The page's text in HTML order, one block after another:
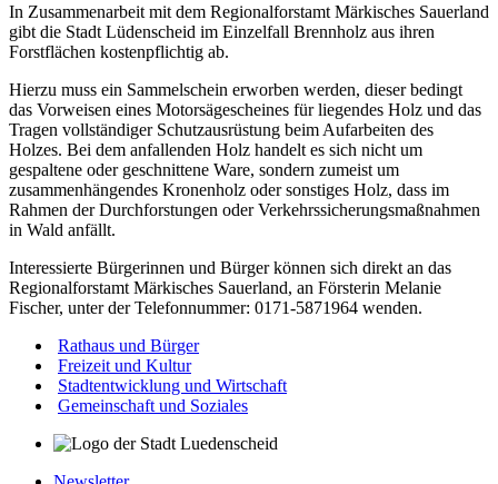
In Zusammenarbeit mit dem Regionalforstamt Märkisches Sauerland
gibt die Stadt Lüdenscheid im Einzelfall Brennholz aus ihren
Forstflächen kostenpflichtig ab.
Hierzu muss ein Sammelschein erworben werden, dieser bedingt
das Vorweisen eines Motorsägescheines für liegendes Holz und das
Tragen vollständiger Schutzausrüstung beim Aufarbeiten des
Holzes. Bei dem anfallenden Holz handelt es sich nicht um
gespaltene oder geschnittene Ware, sondern zumeist um
zusammenhängendes Kronenholz oder sonstiges Holz, dass im
Rahmen der Durchforstungen oder Verkehrssicherungsmaßnahmen
in Wald anfällt.
Interessierte Bürgerinnen und Bürger können sich direkt an das
Regionalforstamt Märkisches Sauerland, an Försterin Melanie
Fischer, unter der Telefonnummer: 0171-5871964 wenden.
Rathaus und Bürger
Freizeit und Kultur
Stadtentwicklung und Wirtschaft
Gemeinschaft und Soziales